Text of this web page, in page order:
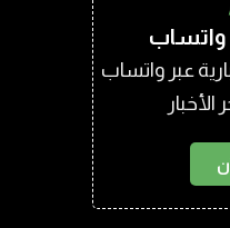
واتساب
عبر واتساب